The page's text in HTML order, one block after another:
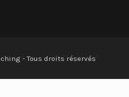
- Tous droits réservés